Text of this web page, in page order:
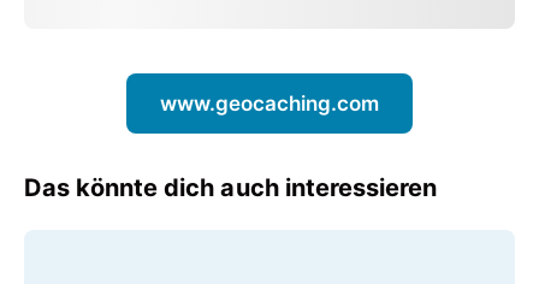
www.geocaching.com
Das könnte dich auch interessieren